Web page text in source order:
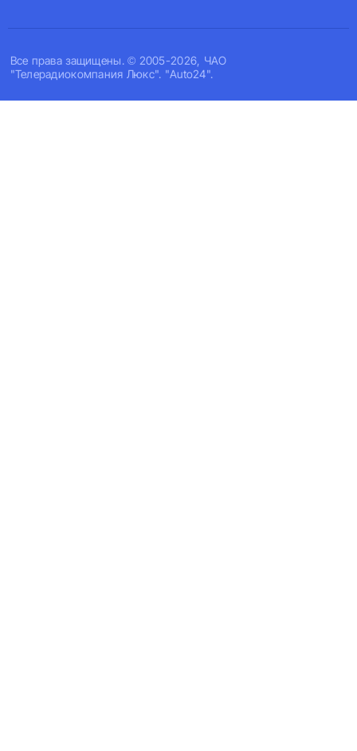
Все права защищены. © 2005-2026, ЧАО
"Телерадиокомпания Люкс". "Auto24".